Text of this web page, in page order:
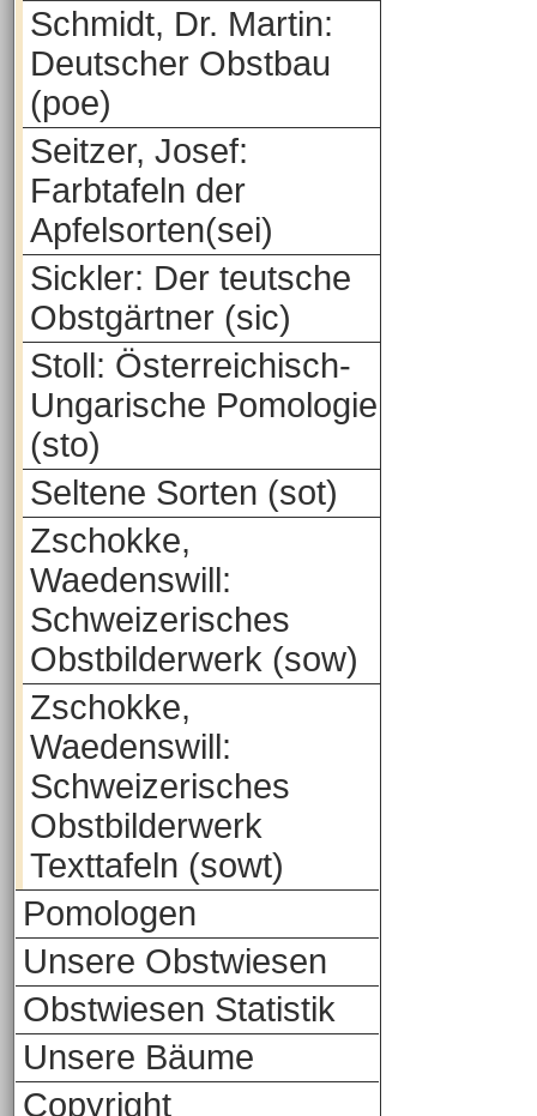
Schmidt, Dr. Martin:
Deutscher Obstbau
(poe)
Seitzer, Josef:
Farbtafeln der
Apfelsorten(sei)
Sickler: Der teutsche
Obstgärtner (sic)
Stoll: Österreichisch-
Ungarische Pomologie
(sto)
Seltene Sorten (sot)
Zschokke,
Waedenswill:
Schweizerisches
Obstbilderwerk (sow)
Zschokke,
Waedenswill:
Schweizerisches
Obstbilderwerk
Texttafeln (sowt)
Pomologen
Unsere Obstwiesen
Obstwiesen Statistik
Unsere Bäume
Copyright